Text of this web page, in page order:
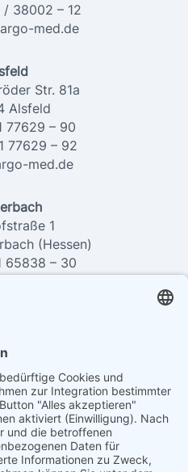
/ 38002 – 12
med.de
Str. 81a
Alsfeld
77629 – 90
77629 – 92
med.de
1
(Hessen)
65838 – 30
med.de
16:00 Uhr
Uhr